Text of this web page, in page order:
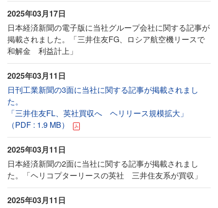
2025年03月17日
日本経済新聞の電子版に当社グループ会社に関する記事が
掲載されました。「三井住友FG、ロシア航空機リースで
和解金 利益計上」
2025年03月11日
日刊工業新聞の3面に当社に関する記事が掲載されまし
た。
「三井住友FL、英社買収へ ヘリリース規模拡大」
（PDF : 1.9 MB）
2025年03月11日
日本経済新聞の2面に当社に関する記事が掲載されまし
た。「ヘリコプターリースの英社 三井住友系が買収」
2025年03月11日